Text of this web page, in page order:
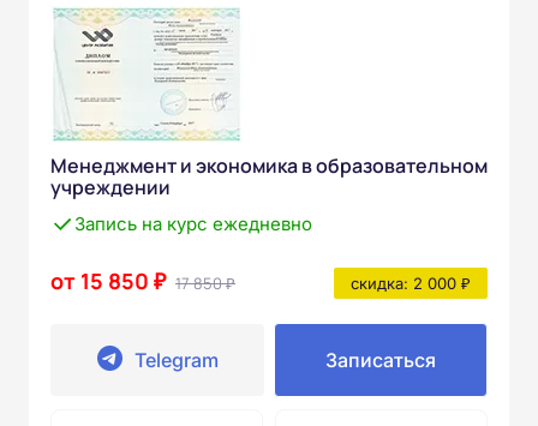
Менеджмент и экономика в образовательном
учреждении
Запись на курс ежедневно
от 15 850 ₽ 17 850 ₽ скидка: 2 000 ₽
Telegram Записаться